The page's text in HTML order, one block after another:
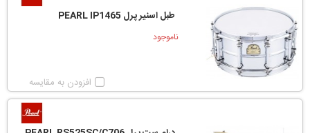
طبل اسنیر پرل PEARL IP1465
ناموجود
افزودن به مقایسه